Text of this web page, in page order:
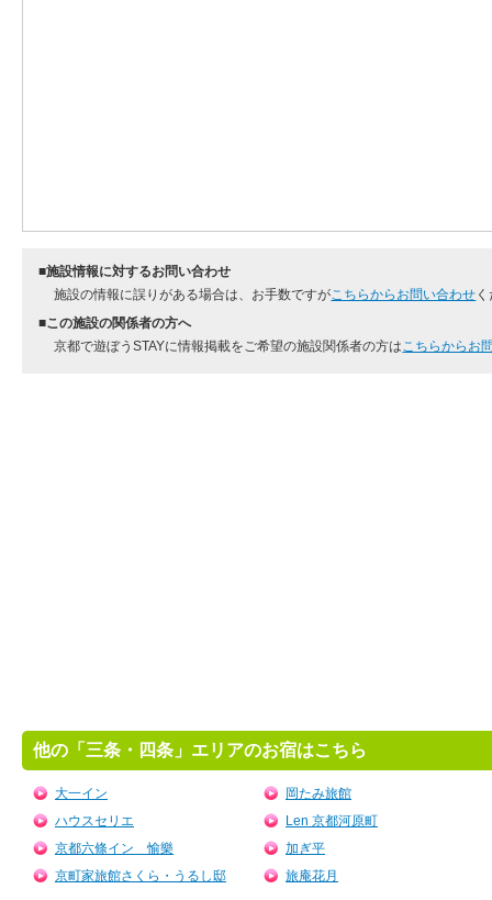
■施設情報に対するお問い合わせ
施設の情報に誤りがある場合は、お手数ですがこちらからお問い合わせ
■この施設の関係者の方へ
京都で遊ぼうSTAYに情報掲載をご希望の施設関係者の方はこちらからお
他の「三条・四条」エリアのお宿はこちら
大一イン
岡たみ旅館
ハウスセリエ
Len 京都河原町
京都六條イン 愉樂
加ぎ平
京町家旅館さくら・うるし邸
旅庵花月